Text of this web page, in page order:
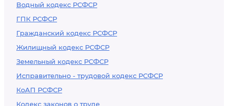
Водный кодекс РСФСР
ГПК РСФСР
Гражданский кодекс РСФСР
Жилищный кодекс РСФСР
Земельный кодекс РСФСР
Исправительно - трудовой кодекс РСФСР
КоАП РСФСР
Кодекс законов о труде